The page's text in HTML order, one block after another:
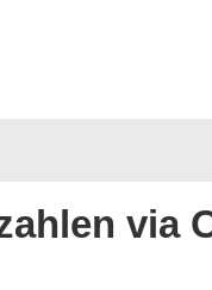
via